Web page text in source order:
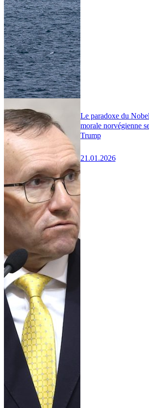
Le paradoxe du
morale norvégienne
Trump
21.01.2026